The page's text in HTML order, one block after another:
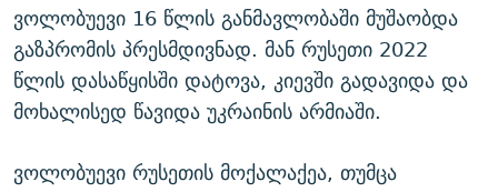
ვოლობუევი 16 წლის განმავლობაში მუშაობდა
გაზპრომის პრესმდივნად. მან რუსეთი 2022
წლის დასაწყისში დატოვა, კიევში გადავიდა და
მოხალისედ წავიდა უკრაინის არმიაში.
ვოლობუევი რუსეთის მოქალაქეა, თუმცა